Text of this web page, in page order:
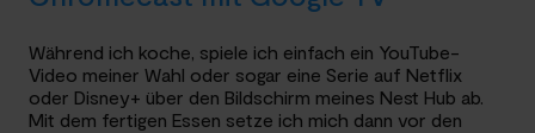
Während ich koche, spiele ich einfach ein YouTube-
Video meiner Wahl oder sogar eine Serie auf Netflix
oder Disney+ über den Bildschirm meines Nest Hub ab.
Mit dem fertigen Essen setze ich mich dann vor den